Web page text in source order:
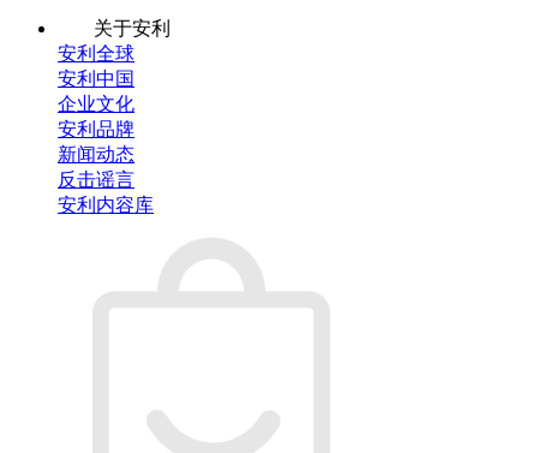
关于安利
安利全球
安利中国
企业文化
安利品牌
新闻动态
反击谣言
安利内容库